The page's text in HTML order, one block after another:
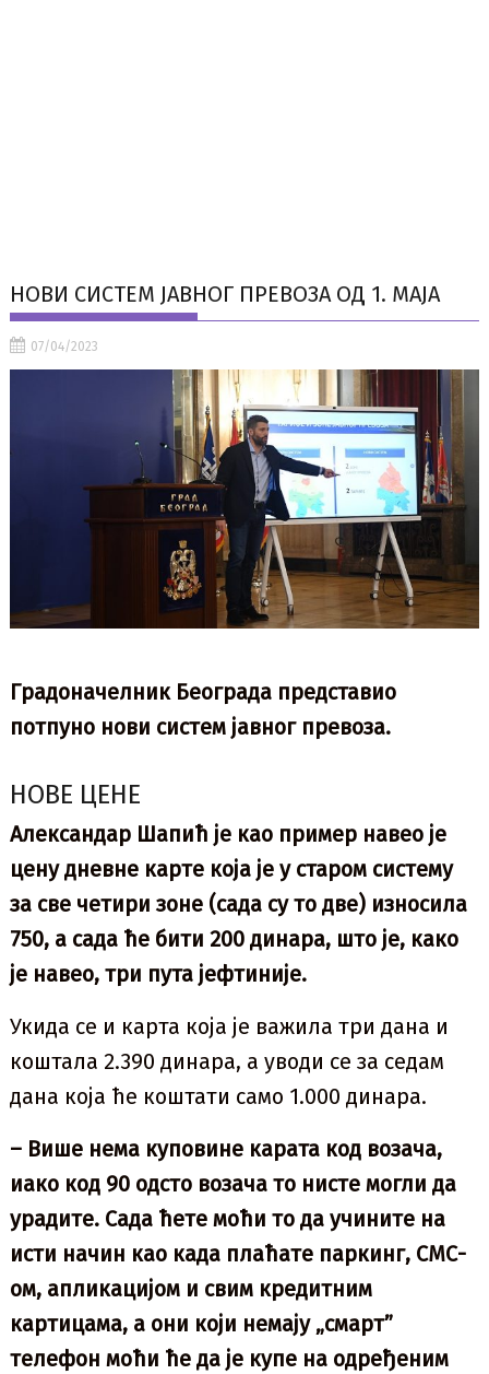
НОВИ СИСТЕМ ЈАВНОГ ПРЕВОЗА ОД 1. МАЈА
07/04/2023
Градоначелник Београда представио
потпуно нови систем јавног превоза.
НОВЕ ЦЕНЕ
Александар Шапић је као пример навео је
цену дневне карте која је у старом систему
за све четири зоне (сада су то две) износила
750, а сада ће бити 200 динара, што је, како
је навео, три пута јефтиније.
Укида се и карта која је важила три дана и
коштала 2.390 динара, а уводи се за седам
дана која ће коштати само 1.000 динара.
– Више нема куповине карата код возача,
иако код 90 одсто возача то нисте могли да
урадите. Сада ћете моћи то да учините на
исти начин као када плаћате паркинг, СМС-
ом, апликацијом и свим кредитним
картицама, а они који немају „смарт”
телефон моћи ће да је купе на одређеним